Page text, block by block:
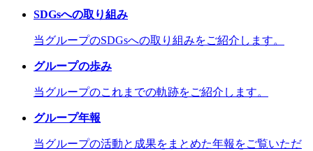
SDGsへの取り組み
当グループのSDGsへの取り組みをご紹介します。
グループの歩み
当グループのこれまでの軌跡をご紹介します。
グループ年報
当グループの活動と成果をまとめた年報をご覧いただ